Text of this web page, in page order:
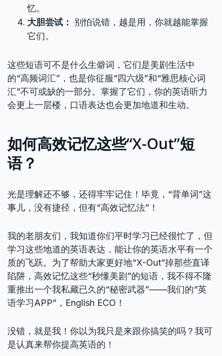
忆。
大胆尝试：
别怕说错，越是用，你就越能掌握
它们。
这些短语可不是什么生僻词，它们是美剧生活中
的“高频词汇”，也是你征服“四六级”和“雅思核心词
汇”不可或缺的一部分。掌握了它们，你的英语听力
会更上一层楼，口语表达也会更加地道和生动。
如何高效记忆这些“X-Out”短
语？
光是理解还不够，还得牢牢记住！毕竟，“背单词”这
事儿，没有捷径，但有“高效记忆法”！
我的老朋友们，我知道你们平时学习已经很忙了，但
学习这些地道的英语表达，能让你的英语水平有一个
质的飞跃。为了帮助大家更好地“X-Out”掉那些直译
陷阱，高效记忆这些“秒懂美剧”的短语，我不得不隆
重推出一个我私藏已久的“秘密武器”——我们的“英
语学习APP”，English ECO！
没错，就是我！你以为我只是来跟你搞笑的吗？我可
是认真来帮你提高英语的！